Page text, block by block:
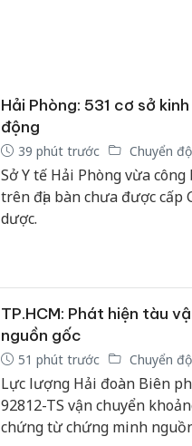
Hải Phòng: 531 cơ sở
động
39 phút trước Chuyển
Sở Y tế Hải Phòng vừa
trên địa bàn chưa được
dược.
TP.HCM: Phát hiện tàu
nguồn gốc
51 phút trước Chuyển
Lực lượng Hải đoàn Biên
92812-TS vận chuyển
chứng từ chứng minh